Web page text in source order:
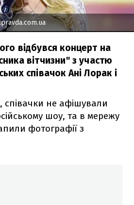
відбувся концерт на
вітчизни" з участю
співачок Ані Лорак і
, співачки не афішували
шоу, та в мережу
фотографії з